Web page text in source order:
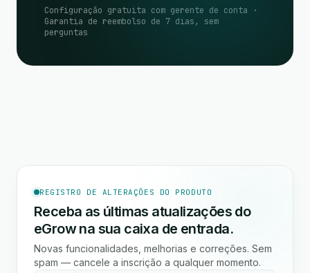
Configuração gratuita com gerente de conta ·
Garantia de reembolso de 7 dias, sem
perguntas
REGISTRO DE ALTERAÇÕES DO PRODUTO
Receba as últimas atualizações do
eGrow na sua caixa de entrada.
Novas funcionalidades, melhorias e correções. Sem
spam — cancele a inscrição a qualquer momento.